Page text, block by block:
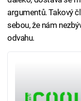
argumentů. Takový
sebou, že nám
odvahu.